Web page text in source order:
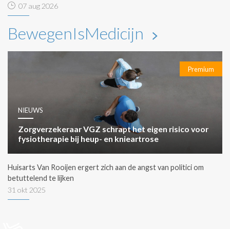
07 aug 2026
BewegenIsMedicijn
Premium
NIEUWS
Zorgverzekeraar VGZ schrapt het eigen risico voor
fysiotherapie bij heup- en knieartrose
Huisarts Van Rooijen ergert zich aan de angst van politici om
betuttelend te lijken
31 okt 2025